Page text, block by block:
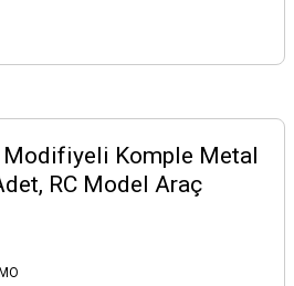
Modifiyeli Komple Metal
RC Model Araç